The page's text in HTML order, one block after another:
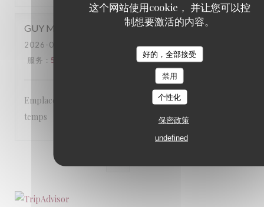
这个网站使用cookie， 并让您可以控
制想要激活的内容。
好的，全部接受
禁用
个性化
保密政策
undefined
GUY M
2026-07-25
- 13:00 - 来宾 5
服务 : 5 /5 质价比: 5/5
Emplacement agréable en terrasse par un jour de beau
temps